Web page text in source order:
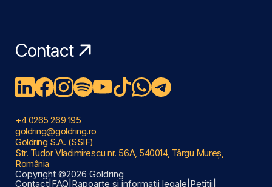
Contact
+4 0265 269 195
goldring@goldring.ro
Goldring S.A. (SSIF)
Str. Tudor Vladimirescu nr. 56A, 540014, Târgu Mureș,
România
Copyright ©2026 Goldring
Contact FAQ Rapoarte și informații legale Petiții